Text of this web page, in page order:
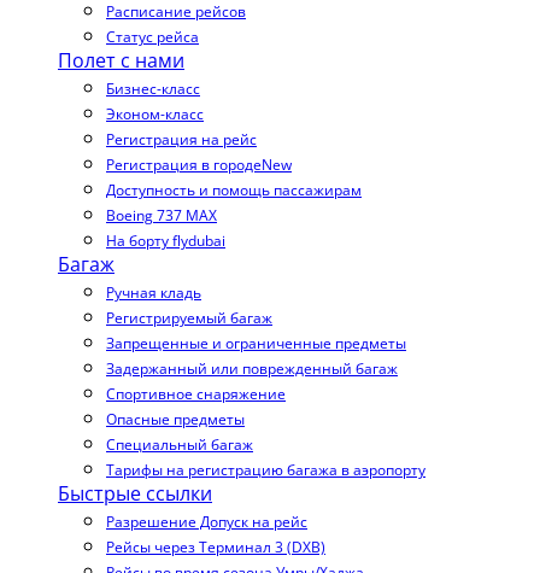
Расписание рейсов
Статус рейса
Полет с нами
Бизнес-класс
Эконом-класс
Регистрация на рейс
Регистрация в городеNew
Доступность и помощь пассажирам
Boeing 737 MAX
На борту flydubai
Багаж
Ручная кладь
Регистрируемый багаж
Запрещенные и ограниченные предметы
Задержанный или поврежденный багаж
Спортивное снаряжение
Опасные предметы
Специальный багаж
Тарифы на регистрацию багажа в аэропорту
Быстрые ссылки
Разрешение Допуск на рейс
Рейсы через Терминал 3 (DXB)